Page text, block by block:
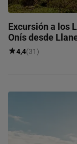
Excursión a los
Onís desde
4,4(31)